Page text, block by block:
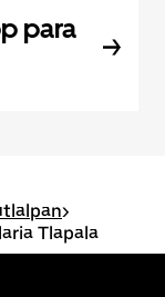
para
>
Tlapala